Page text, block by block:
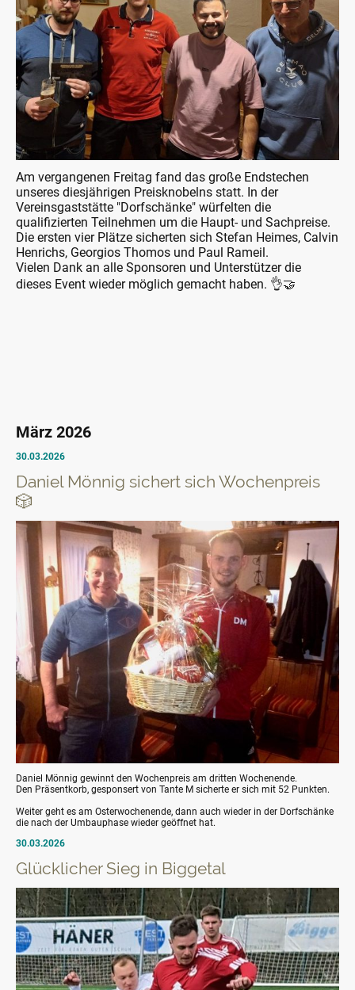
Am vergangenen Freitag fand das große Endstechen
unseres diesjährigen Preisknobelns statt. In der
Vereinsgaststätte "Dorfschänke" würfelten die
qualifizierten Teilnehmen um die Haupt- und Sachpreise.
Die ersten vier Plätze sicherten sich Stefan Heimes, Calvin
Henrichs, Georgios Thomos und Paul Rameil.
Vielen Dank an alle Sponsoren und Unterstützer die
dieses Event wieder möglich gemacht haben. 👌🤝
30.03.2026
Daniel Mönnig sichert sich Wochenpreis
🎲
Daniel Mönnig gewinnt den Wochenpreis am dritten Wochenende.
Den Präsentkorb, gesponsert von Tante M sicherte er sich mit 52 Punkten.
Weiter geht es am Osterwochenende, dann auch wieder in der Dorfschänke
die nach der Umbauphase wieder geöffnet hat.
März 2026
30.03.2026
Glücklicher Sieg in Biggetal